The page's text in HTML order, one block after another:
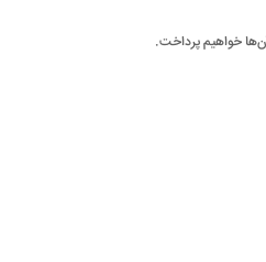
خواهیم پرداخت.